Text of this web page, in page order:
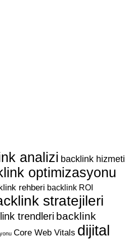
analizi backlink hizmeti
optimizasyonu
rehberi backlink ROI
stratejileri
trendleri backlink
Core Web Vitals dijital